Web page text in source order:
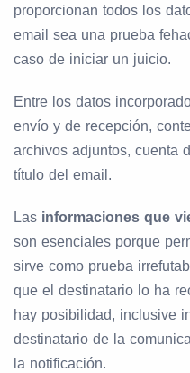
proporcionan todos los
email sea una prueba
caso de iniciar un juicio.
Entre los datos
envío y de recepción,
archivos adjuntos, cuenta
título del email.
Las informaciones que
son esenciales porque
sirve como prueba
que el destinatario lo ha
hay posibilidad, inclusive
destinatario de la
la notificación.